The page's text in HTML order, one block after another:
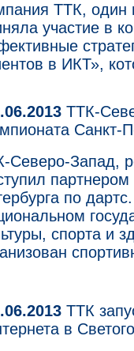
ТТК, один
участие в
в ИКТ»,
ТТК-
Санкт-
Северо-Запад,
по
спорта и
ТТК
в